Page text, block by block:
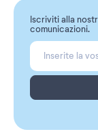
Iscriviti alla
comunicazioni.